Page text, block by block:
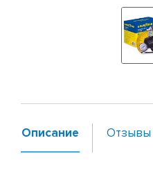
Описание Отзывы